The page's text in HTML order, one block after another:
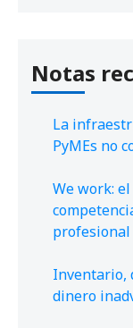
Notas
La
PyMEs no
We work:
profesional
Inventario,
dinero